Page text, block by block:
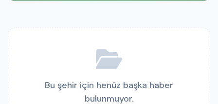
Bu şehir için henüz başka haber
bulunmuyor.